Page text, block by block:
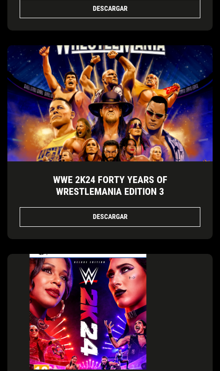
DESCARGAR
WWE 2K24 FORTY YEARS OF
WRESTLEMANIA EDITION 3
DESCARGAR